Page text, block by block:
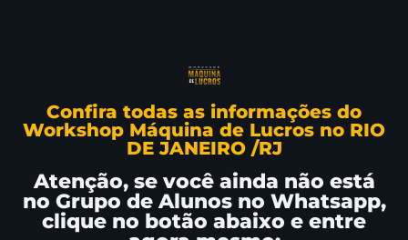
Confira todas as informações do
Workshop Máquina de Lucros no RIO
DE JANEIRO /RJ
Atenção, se você ainda não está
no Grupo de Alunos no Whatsapp,
clique no botão abaixo e entre